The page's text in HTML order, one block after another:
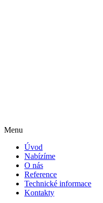
Menu
Úvod
Nabízíme
O nás
Reference
Technické informace
Kontakty